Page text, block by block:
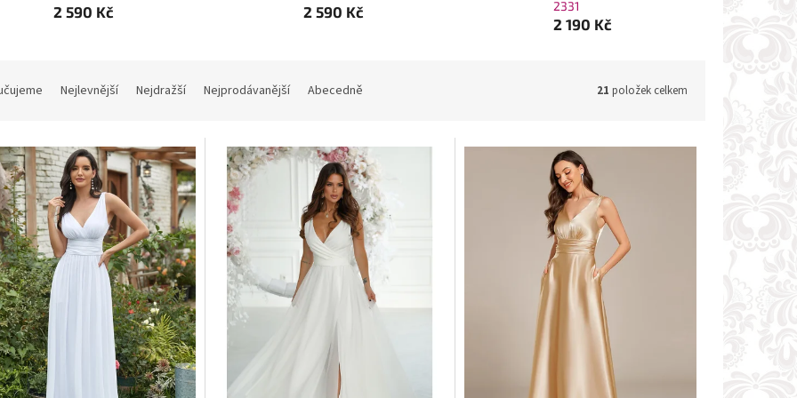
2 590 Kč 2 590 Kč 2331
2 190 Kč
Nejlevnější Nejdražší Nejprodávanější Abecedně 21 položek celkem